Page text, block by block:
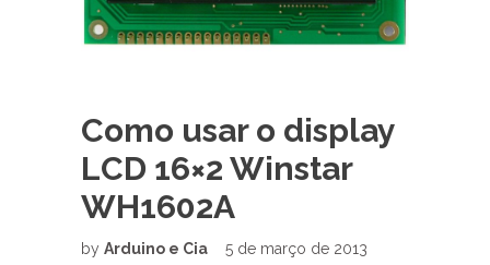
Como usar o display
LCD 16×2 Winstar
WH1602A
by Arduino e Cia 5 de março de 2013